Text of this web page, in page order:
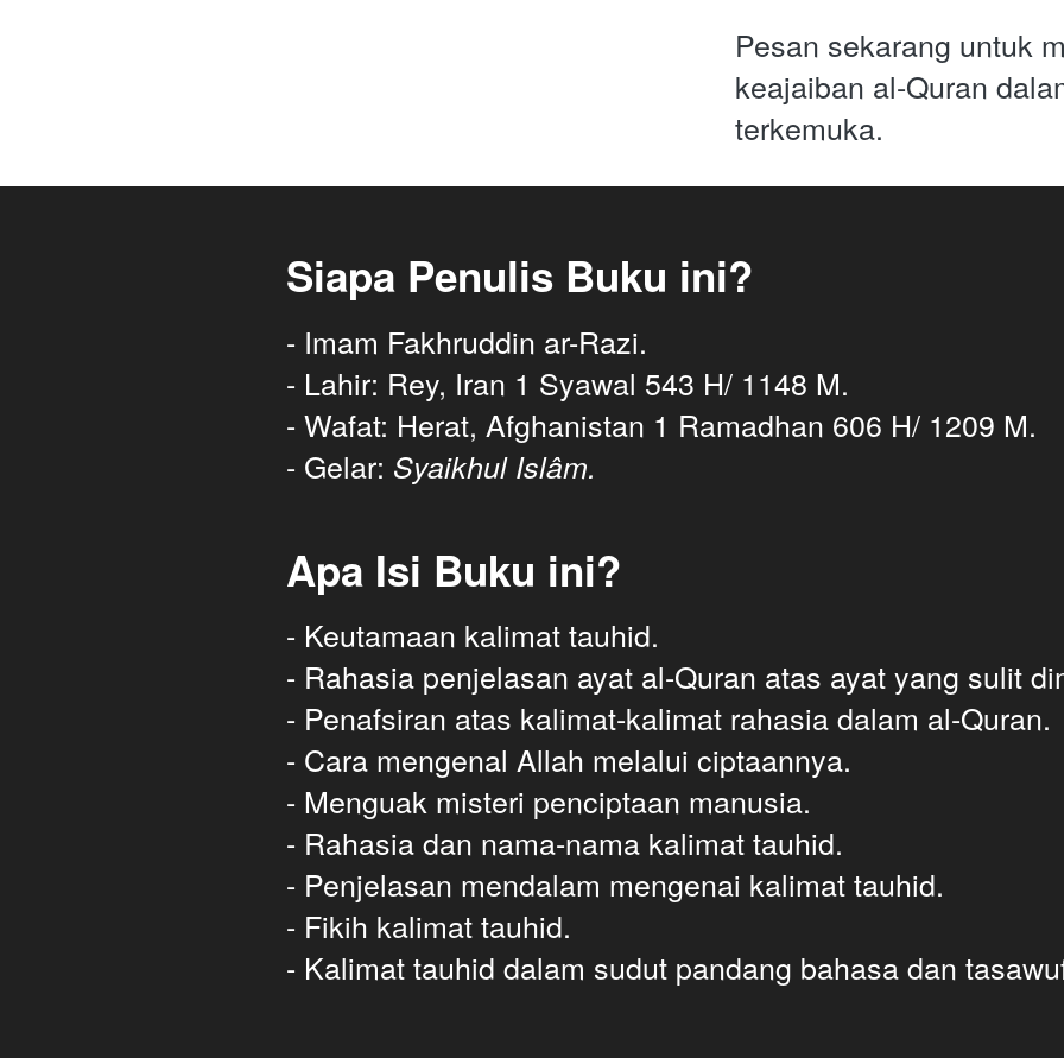
Pesan sekarang untuk
keajaiban al-Quran
terkemuka.
Siapa Penulis Buku ini?
- Imam Fakhruddin ar-Razi.
- Lahir: Rey, Iran 1 Syawal 543 H/ 1148 M.
- Wafat: Herat, Afghanistan 1 Ramadhan 606 H/ 1209 M.
- Gelar: Syaikhul Islâm.
Apa Isi Buku ini?
- Keutamaan kalimat tauhid.
- Rahasia penjelasan ayat al-Quran atas ayat yang sulit
- Penafsiran atas kalimat-kalimat rahasia dalam al-Quran.
- Cara mengenal Allah melalui ciptaannya.
- Menguak misteri penciptaan manusia.
- Rahasia dan nama-nama kalimat tauhid.
- Penjelasan mendalam mengenai kalimat tauhid.
- Fikih kalimat tauhid.
- Kalimat tauhid dalam sudut pandang bahasa dan